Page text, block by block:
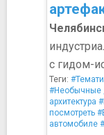
с гидом-
Теги:
#Необычные
архитектура
посмотреть
автомобиле